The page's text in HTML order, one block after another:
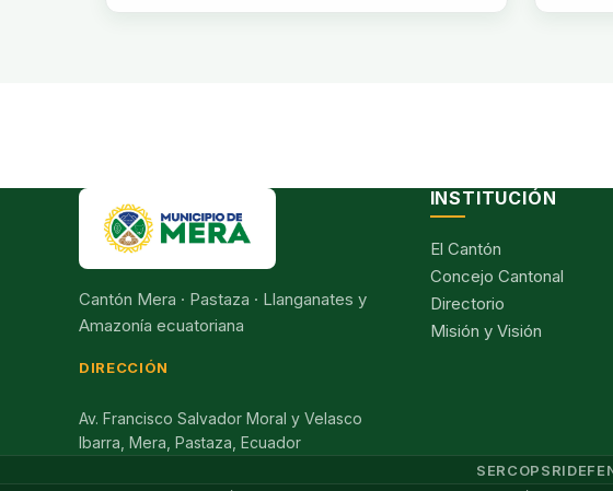
Cantón Mera · Pastaza · Llanganates y
Amazonía ecuatoriana
DIRECCIÓN
Av. Francisco Salvador Moral y Velasco
Ibarra, Mera, Pastaza, Ecuador
INSTITUCIÓN
El Cantón
Concejo Cantonal
Directorio
Misión y Visión
SERCOPSRI